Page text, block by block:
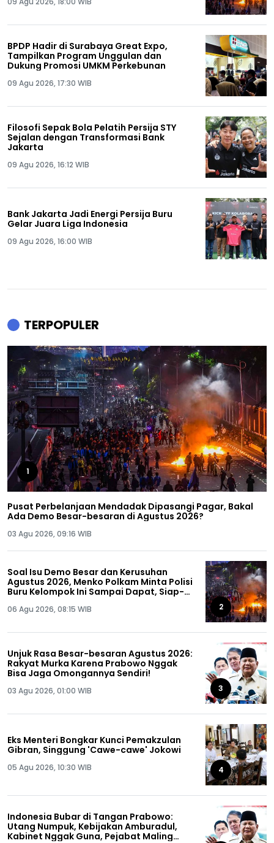
BPDP Hadir di Surabaya Great Expo,
Tampilkan Program Unggulan dan
Dukung Promosi UMKM Perkebunan
09 Agu 2026, 17:30 WIB
Filosofi Sepak Bola Pelatih Persija STY
Sejalan dengan Transformasi Bank
Jakarta
09 Agu 2026, 16:12 WIB
Bank Jakarta Jadi Energi Persija Buru
Gelar Juara Liga Indonesia
09 Agu 2026, 16:00 WIB
TERPOPULER
1
Pusat Perbelanjaan Mendadak Dipasangi Pagar, Bakal
Ada Demo Besar-besaran di Agustus 2026?
03 Agu 2026, 09:16 WIB
Soal Isu Demo Besar dan Kerusuhan
Agustus 2026, Menko Polkam Minta Polisi
Buru Kelompok Ini Sampai Dapat, Siap-
06 Agu 2026, 08:15 WIB 2
Unjuk Rasa Besar-besaran Agustus 2026:
Rakyat Murka Karena Prabowo Nggak
Bisa Jaga Omongannya Sendiri!
03 Agu 2026, 01:00 WIB 3
Eks Menteri Bongkar Kunci Pemakzulan
Gibran, Singgung 'Cawe-cawe' Jokowi
05 Agu 2026, 10:30 WIB 4
Indonesia Bubar di Tangan Prabowo:
Utang Numpuk, Kebijakan Amburadul,
Kabinet Nggak Guna, Pejabat Maling